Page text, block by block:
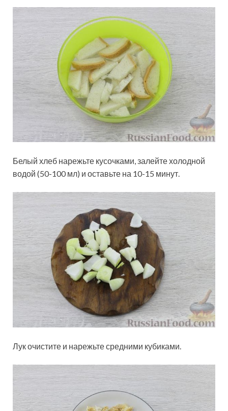
Белый хлеб нарежьте кусочками, залейте холодной
водой (50-100 мл) и оставьте на 10-15 минут.
Лук очистите и нарежьте средними кубиками.